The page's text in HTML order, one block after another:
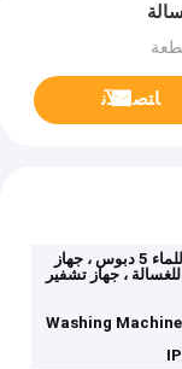
ﺎﺘﺼﻟ ﺍﻶﻧ
جهاز تشفير دوار مقاوم للماء 5 دبوس ، جهاز
، جهاز تشفير
Washing